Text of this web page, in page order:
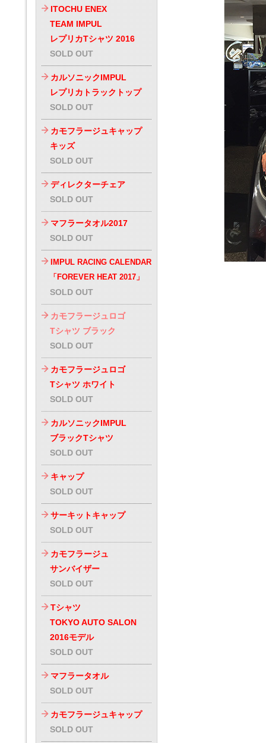
ITOCHU ENEX
TEAM IMPUL
レプリカTシャツ 2016
SOLD OUT
カルソニックIMPUL
レプリカトラックトップ
SOLD OUT
カモフラージュキャップ
キッズ
SOLD OUT
ディレクターチェア
SOLD OUT
マフラータオル2017
SOLD OUT
IMPUL RACING CALENDAR
「FOREVER HEAT 2017」
SOLD OUT
カモフラージュロゴ
Tシャツ ブラック
SOLD OUT
カモフラージュロゴ
Tシャツ ホワイト
SOLD OUT
カルソニックIMPUL
ブラックTシャツ
SOLD OUT
キャップ
SOLD OUT
サーキットキャップ
SOLD OUT
カモフラージュ
サンバイザー
SOLD OUT
Tシャツ
TOKYO AUTO SALON
2016モデル
SOLD OUT
マフラータオル
SOLD OUT
カモフラージュキャップ
SOLD OUT